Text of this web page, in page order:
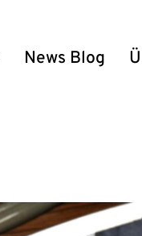
News Blog